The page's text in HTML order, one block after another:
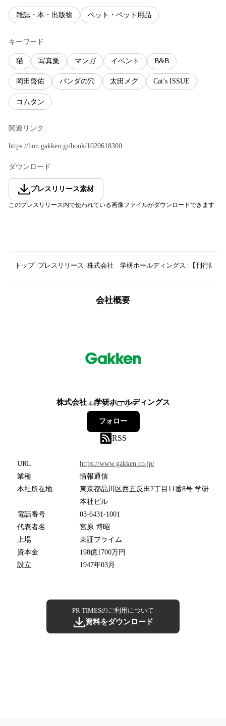
雑誌・本・出版物 ペット・ペット用品
キーワード
猫 写真集 マンガ イベント B&B
岡田啓佑 パンダの穴 太田メグ Cat’s ISSUE
コムタン
関連リンク
https://hon.gakken.jp/book/1020618300
ダウンロード
プレスリリース素材
このプレスリリース内で使われている画像ファイルがダウンロードできます
トップ プレスリリース 株式会社 学研ホールディングス 【刊行記
会社概要
株式会社 学研ホールディングス
447フォロワー
フォロー
RSS
URL
https://www.gakken.co.jp/
業種
情報通信
本社所在地
東京都品川区西五反田2丁目11番8号 学研
本社ビル
電話番号
03-6431-1001
代表者名
宮原 博昭
上場
東証プライム
資本金
198億1700万円
設立
1947年03月
PR TIMESのご利用について
資料をダウンロード